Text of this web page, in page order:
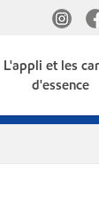
L'appli et les
d'essence